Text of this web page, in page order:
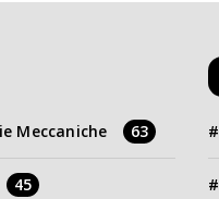
Meccaniche 63
45